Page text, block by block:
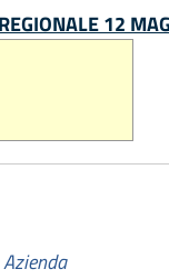
12